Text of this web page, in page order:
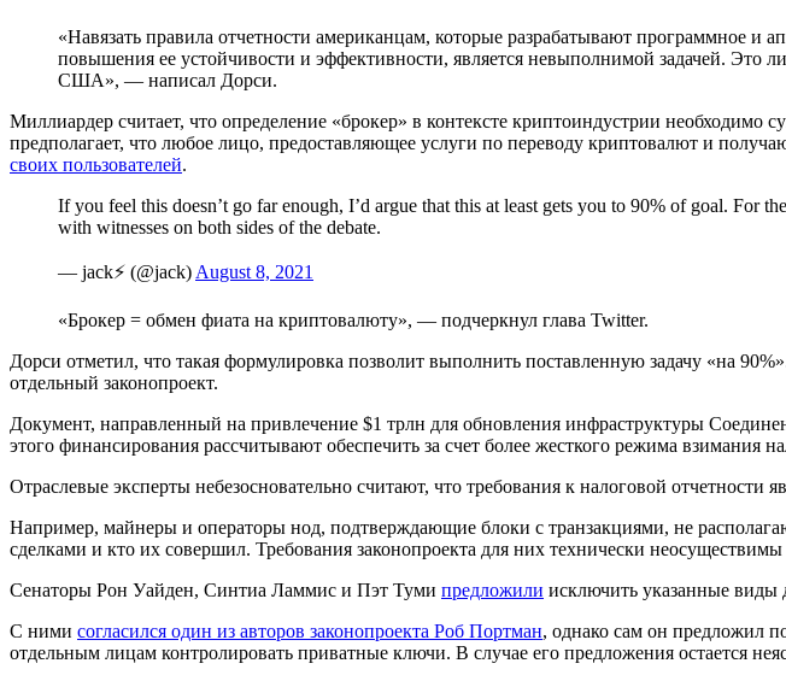
«Навязать правила отчетности американцам, которые разрабатывают программное и
повышения ее устойчивости и эффективности, является невыполнимой задачей. Это
США», — написал Дорси.
Миллиардер считает, что определение «брокер» в контексте криптоиндустрии
предполагает, что любое лицо, предоставляющее услуги по переводу криптовалют и
своих пользователей.
If you feel this doesn’t go far enough, I’d argue that this at least gets you to 90% of goal. For
with witnesses on both sides of the debate.
— jack⚡️ (@jack) August 8, 2021
«Брокер = обмен фиата на криптовалюту», — подчеркнул глава Twitter.
Дорси отметил, что такая формулировка позволит выполнить поставленную задачу «на
отдельный законопроект.
Документ, направленный на привлечение $1 трлн для обновления инфраструктуры
этого финансирования рассчитывают обеспечить за счет более жесткого режима взимания
Отраслевые эксперты небезосновательно считают, что требования к налоговой
Например, майнеры и операторы нод, подтверждающие блоки с транзакциями, не
сделками и кто их совершил. Требования законопроекта для них технически
Сенаторы Рон Уайден, Синтиа Ламмис и Пэт Туми предложили исключить указанные виды
С ними согласился один из авторов законопроекта Роб Портман, однако сам он предложил
отдельным лицам контролировать приватные ключи. В случае его предложения остается